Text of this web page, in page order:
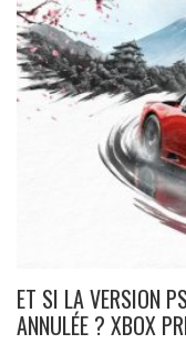
ET SI LA VERSION
ANNULÉE ? XBOX